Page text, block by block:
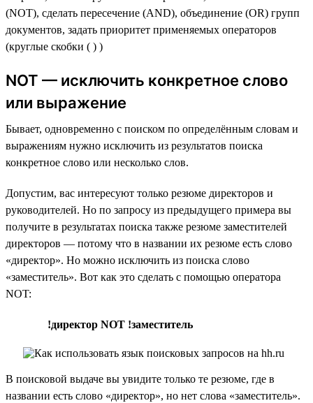
(NOT), сделать пересечение (AND), объединение (OR) групп
документов, задать приоритет применяемых операторов
(круглые скобки ( ) )
NOT — исключить конкретное слово
или выражение
Бывает, одновременно с поиском по определённым словам и
выражениям нужно исключить из результатов поиска
конкретное слово или несколько слов.
Допустим, вас интересуют только резюме директоров и
руководителей. Но по запросу из предыдущего примера вы
получите в результатах поиска также резюме заместителей
директоров — потому что в названии их резюме есть слово
«директор». Но можно исключить из поиска слово
«заместитель». Вот как это сделать с помощью оператора
NOT:
!директор NOT !заместитель
В поисковой выдаче вы увидите только те резюме, где в
названии есть слово «директор», но нет слова «заместитель».